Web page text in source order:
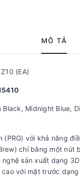
MÔ TẢ
(EA)
Midnight Blue,
(PRG) với khả năng
chỉ bằng một nút
sản xuất dạng
với mặt trước